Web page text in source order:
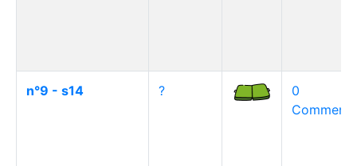
n°9 - s14 ?
0